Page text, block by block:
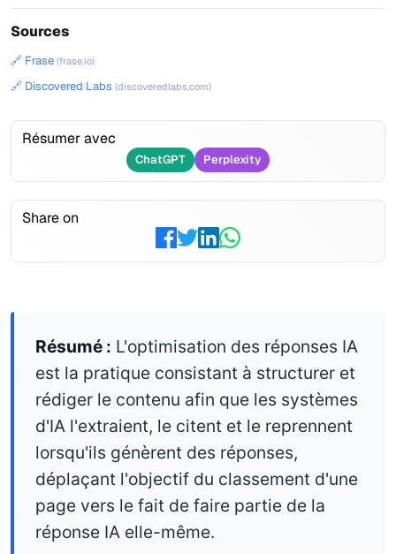
Sources
🔗 Frase (frase.io)
🔗 Discovered Labs (discoveredlabs.com)
Résumer avec
ChatGPT Perplexity
Share on
Résumé : L'optimisation des réponses IA
est la pratique consistant à structurer et
rédiger le contenu afin que les systèmes
d'IA l'extraient, le citent et le reprennent
lorsqu'ils génèrent des réponses,
déplaçant l'objectif du classement d'une
page vers le fait de faire partie de la
réponse IA elle-même.